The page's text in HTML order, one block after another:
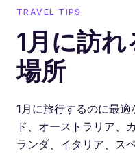
TRAVEL TIPS
1月に訪
場所
1月に旅行するのに最
ド、オーストラリア、
ランダ、イタリア、ス